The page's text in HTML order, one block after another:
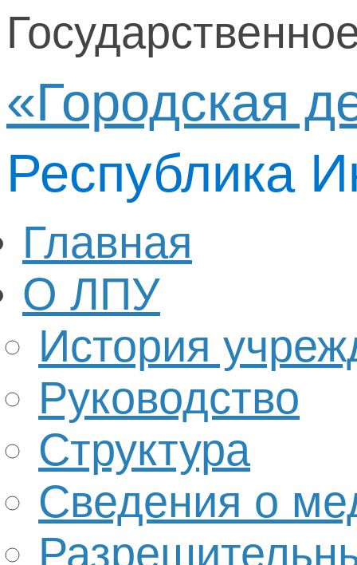
«Городская
Республика
Главная
О ЛПУ
История
Руководство
Структура
Сведения о